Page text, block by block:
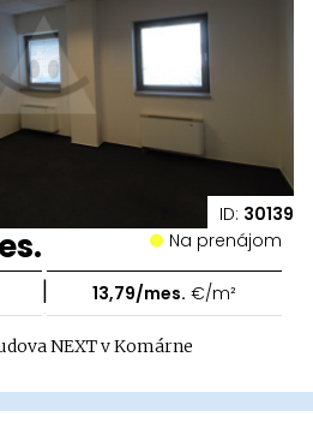
ID: 30139
Na prenájom
| 13,79/mes. €/m²
NEXT v Komárne